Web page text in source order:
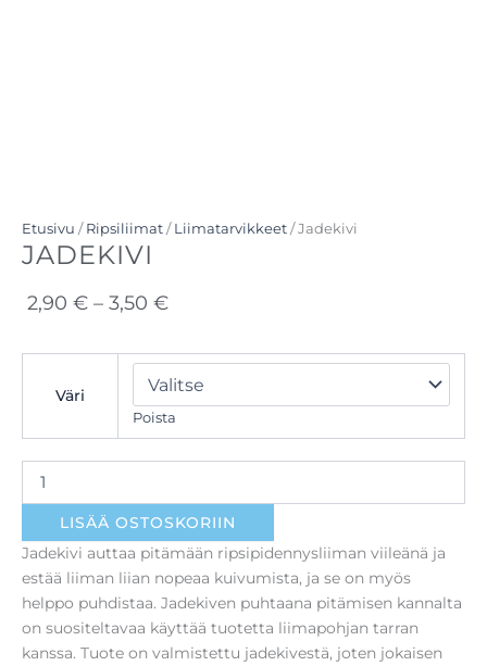
Etusivu / Ripsiliimat / Liimatarvikkeet / Jadekivi
JADEKIVI
2,90 € – 3,50 €Hintaluokka:
-
3,50 €
Väri
Poista
LISÄÄ OSTOSKORIIN
Jadekivi auttaa pitämään ripsipidennysliiman viileänä ja
estää liiman liian nopeaa kuivumista, ja se on myös
helppo puhdistaa. Jadekiven puhtaana pitämisen kannalta
on suositeltavaa käyttää tuotetta liimapohjan tarran
kanssa. Tuote on valmistettu jadekivestä, joten jokaisen